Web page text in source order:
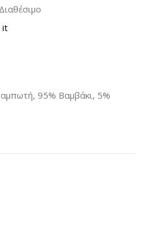
it
95% Βαμβάκι, 5%